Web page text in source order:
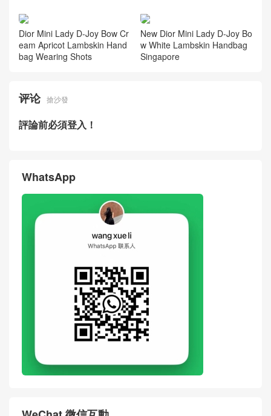
ea Calfskin Bow Handbag Au
stralia
n Origami Bow Handbag
g Kong
Dior Mini Lady D-Joy Bow Cr
评论
評論前必須登入！